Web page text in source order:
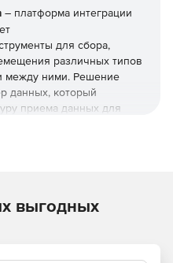
– платформа интеграции
для сбора,
различных типов
между ними. Решение
данных, который
приема данных для
фильтровать,
объединять и
несколькими
выгодных